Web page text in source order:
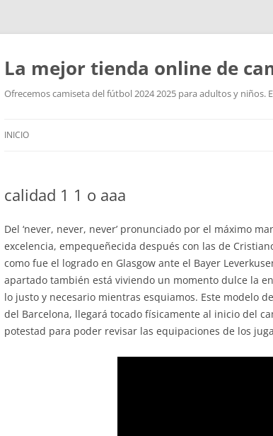
La mejor tienda online de
Ofrecemos camiseta del fútbol 2024 2025 para adultos y niños.
INICIO
calidad 1 1 o aaa
Del ‘never, never, never’ pronunciado por el máximo
excelencia, empequeñecida después con las de
como fue el logrado en Glasgow ante el Bayer
apartado también está viviendo un momento dulce la
lo justo y necesario mientras esquiamos. Este modelo
del Barcelona, llegará tocado físicamente al inicio del
potestad para poder revisar las equipaciones de los